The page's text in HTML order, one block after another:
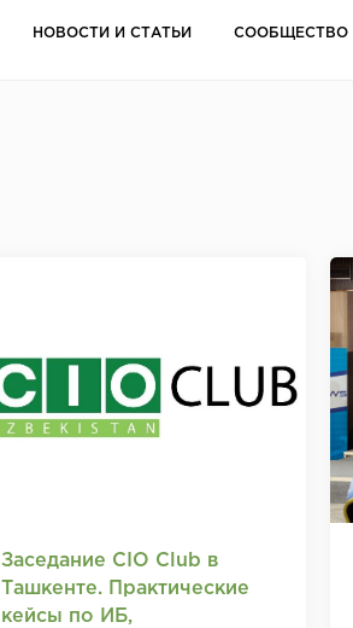
НОВОСТИ И СТАТЬИ СООБЩЕСТВО
Заседание CIO Club в
Ташкенте. Практические
кейсы по ИБ,